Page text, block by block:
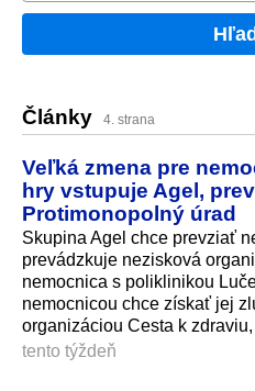
Články 4. strana
Veľká zmena pre
hry vstupuje Agel,
Protimonopolný úrad
Skupina Agel chce prevziať
prevádzkuje nezisková
nemocnica s poliklinikou
nemocnicou chce získať jej
organizáciou Cesta k
tento týždeň